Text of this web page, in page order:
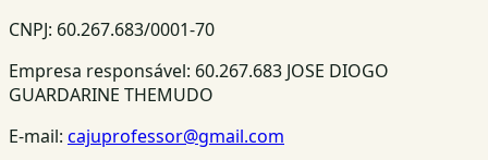
CNPJ: 60.267.683/0001-70
Empresa responsável: 60.267.683 JOSE DIOGO
GUARDARINE THEMUDO
E-mail: cajuprofessor@gmail.com